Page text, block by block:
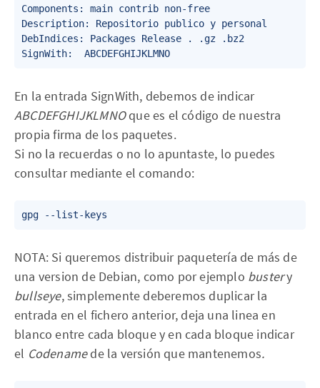
Components: main contrib non-free
Description: Repositorio publico y personal
DebIndices: Packages Release . .gz .bz2
En la entrada SignWith, debemos de indicar
ABCDEFGHIJKLMNOque es el código de nuestra
propia firma de los paquetes.‌‌
Si no la recuerdas o no lo apuntaste, lo puedes
consultar mediante el comando:
NOTA: Si queremos distribuir paquetería de más de
una version de Debian, como por ejemplo bustery
bullseye, simplemente deberemos duplicar la
entrada en el fichero anterior, deja una linea en
blanco entre cada bloque y en cada bloque indicar
el Codenamede la versión que mantenemos.